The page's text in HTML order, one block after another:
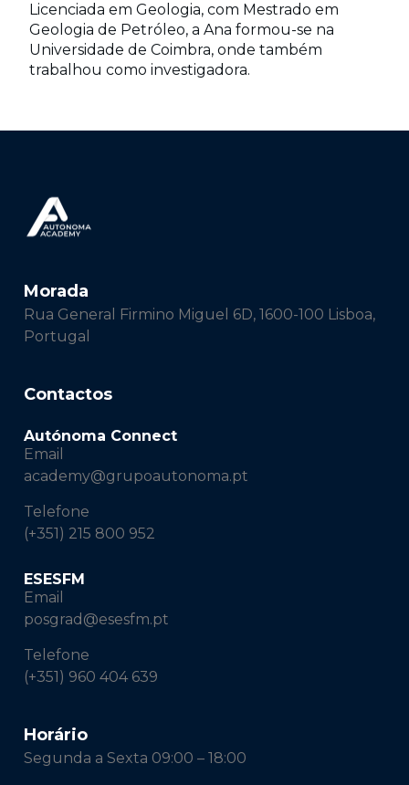
Licenciada em Geologia, com Mestrado em
Geologia de Petróleo, a Ana formou-se na
Universidade de Coimbra, onde também
trabalhou como investigadora.
Morada
Rua General Firmino Miguel 6D, 1600-100 Lisboa,
Portugal
Contactos
Autónoma Connect
Email
academy@grupoautonoma.pt
Telefone
(+351) 215 800 952
ESESFM
Email
posgrad@esesfm.pt
Telefone
(+351) 960 404 639
Horário
Segunda a Sexta 09:00 – 18:00